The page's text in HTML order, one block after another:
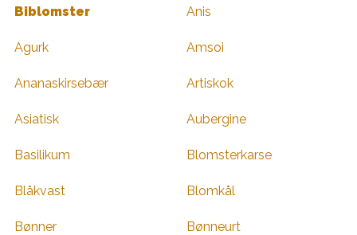
Biblomster Anis
Agurk Amsoi
Ananaskirsebær Artiskok
Asiatisk Aubergine
Basilikum Blomsterkarse
Blåkvast Blomkål
Bønner Bønneurt